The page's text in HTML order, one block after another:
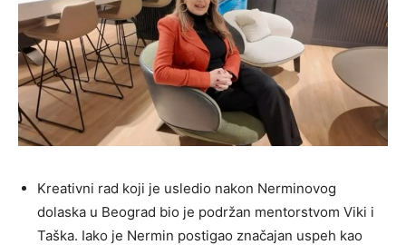
Kreativni rad koji je usledio nakon Nerminovog
dolaska u Beograd bio je podržan mentorstvom Viki i
Taška. Iako je Nermin postigao značajan uspeh kao